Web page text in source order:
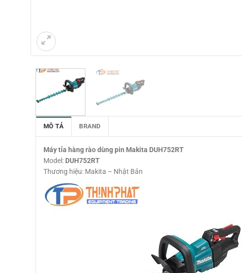
MÔ TẢ BRAND
Máy tỉa hàng rào dùng pin Makita DUH752RT
Model: DUH752RT
Thương hiệu: Makita – Nhật Bản